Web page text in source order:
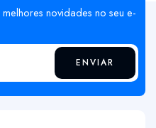
novidades no seu e-
ENVIAR